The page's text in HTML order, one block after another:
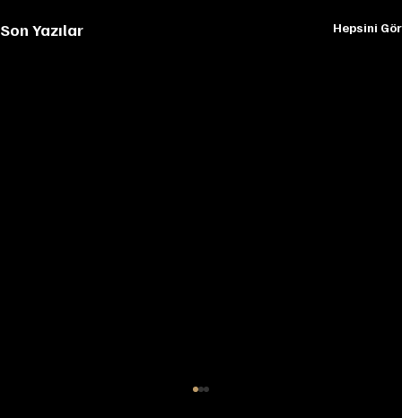
Son Yazılar Hepsini Gör